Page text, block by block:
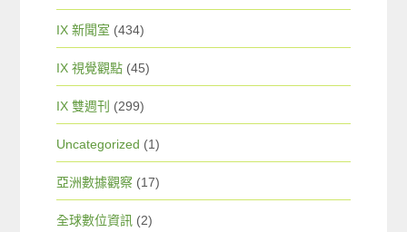
IX 新聞室 (434)
IX 視覺觀點 (45)
IX 雙週刊 (299)
Uncategorized (1)
亞洲數據觀察 (17)
全球數位資訊 (2)